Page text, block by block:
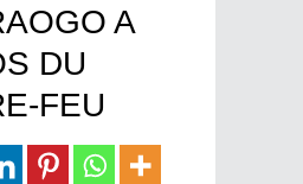
A
DU
FEU